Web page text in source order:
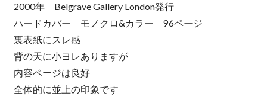
2000年 Belgrave Gallery London発行
ハードカバー モノクロ&カラー 96ページ
裏表紙にスレ感
背の天に小ヨレありますが
内容ページは良好
全体的に並上の印象です